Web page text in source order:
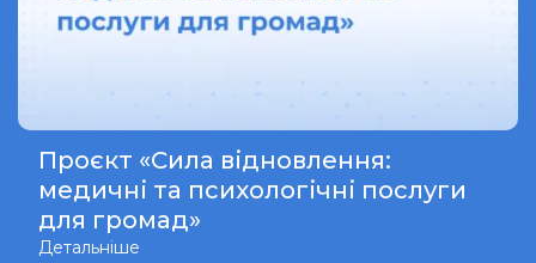
Проєкт «Сила відновлення:
медичні та психологічні послуги
для громад»
Детальніше